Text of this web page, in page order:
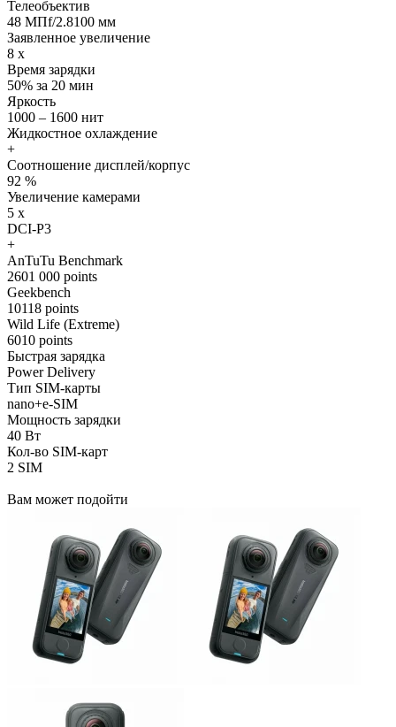
Телеобъектив
48 МПf/2.8100 мм
Заявленное увеличение
8 x
Время зарядки
50% за 20 мин
Яркость
1000 – 1600 нит
Жидкостное охлаждение
+
Соотношение дисплей/корпус
92 %
Увеличение камерами
5 x
DCI-P3
+
AnTuTu Benchmark
2601 000 points
Geekbench
10118 points
Wild Life (Extreme)
6010 points
Быстрая зарядка
Power Delivery
Тип SIM-карты
nano+e-SIM
Мощность зарядки
40 Вт
Кол-во SIM-карт
2 SIM
Вам может подойти